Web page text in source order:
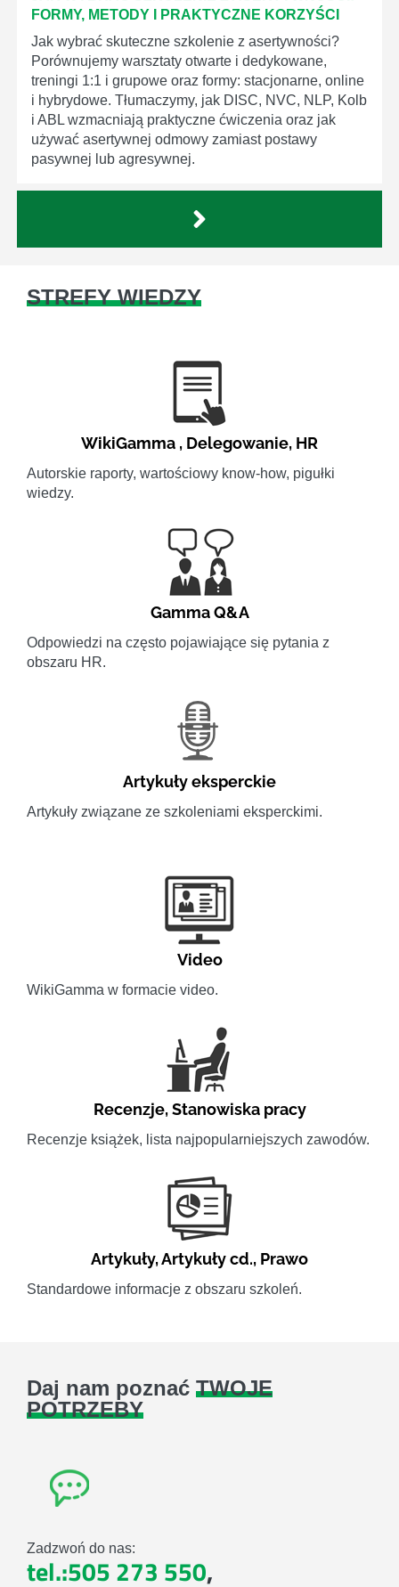
FORMY, METODY I PRAKTYCZNE KORZYŚCI
Jak wybrać skuteczne szkolenie z asertywności?
Porównujemy warsztaty otwarte i dedykowane,
treningi 1:1 i grupowe oraz formy: stacjonarne, online
i hybrydowe. Tłumaczymy, jak DISC, NVC, NLP, Kolb
i ABL wzmacniają praktyczne ćwiczenia oraz jak
używać asertywnej odmowy zamiast postawy
pasywnej lub agresywnej.
STREFY WIEDZY
WikiGamma , Delegowanie, HR
Autorskie raporty, wartościowy know-how, pigułki
wiedzy.
Gamma Q&A
Odpowiedzi na często pojawiające się pytania z
obszaru HR.
Artykuły eksperckie
Artykuły związane ze szkoleniami eksperckimi.
Video
WikiGamma w formacie video.
Recenzje,Stanowiska pracy
Recenzje książek, lista najpopularniejszych zawodów.
Artykuły,Artykuły cd., Prawo
Standardowe informacje z obszaru szkoleń.
Daj nam poznać TWOJE
POTRZEBY
Zadzwoń do nas:
tel.:505 273 550,